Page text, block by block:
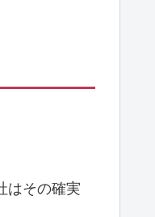
はその確実